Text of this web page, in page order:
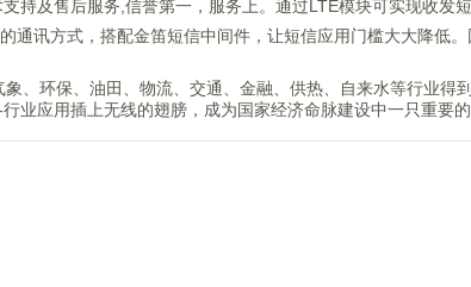
支持及售后服务,信誉第一，服务上。通过LTE模块可实现收
通讯方式，搭配金笛短信中间件，让短信应用门槛大大降低
、环保、油田、物流、交通、金融、供热、自来水等行业得
业应用插上无线的翅膀，成为国家经济命脉建设中一只重要的